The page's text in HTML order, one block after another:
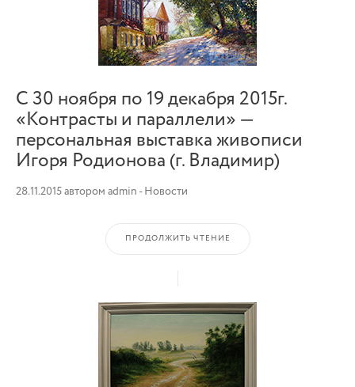
С 30 ноября по 19 декабря 2015г.
«Контрасты и параллели» —
персональная выставка живописи
Игоря Родионова (г. Владимир)
28.11.2015автором admin -Новости
ПРОДОЛЖИТЬ ЧТЕНИЕ